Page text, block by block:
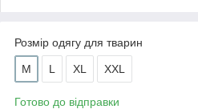
Розмір одягу для тварин
M L XL XXL
Готово до відправки